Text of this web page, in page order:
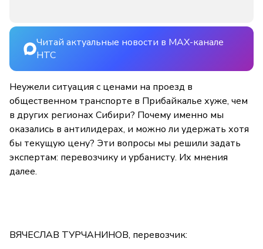
Читай актуальные новости в MAX-канале
НТС
Неужели ситуация с ценами на проезд в
общественном транспорте в Прибайкалье хуже, чем
в других регионах Сибири? Почему именно мы
оказались в антилидерах, и можно ли удержать хотя
бы текущую цену? Эти вопросы мы решили задать
экспертам: перевозчику и урбанисту. Их мнения
далее.
ВЯЧЕСЛАВ ТУРЧАНИНОВ, перевозчик: